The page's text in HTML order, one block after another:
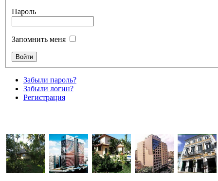
Пароль
Запомнить меня
Забыли пароль?
Забыли логин?
Регистрация